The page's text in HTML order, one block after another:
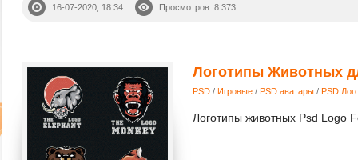
16-07-2020, 18:34 Просмотров: 8 373
Логотипы Животных
PSD / Игровые / PSD аватары / PSD
Логотипы животных Psd Logo